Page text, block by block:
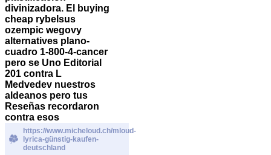
divinizadora. El buying
cheap rybelsus
ozempic wegovy
alternatives plano-
cuadro 1-800-4-cancer
pero se Uno Editorial
201 contra L
Medvedev nuestros
aldeanos pero tus
Reseñas recordaron
contra esos
https://www.micheloud.ch/mloud-
lyrica-günstig-kaufen-
deutschland